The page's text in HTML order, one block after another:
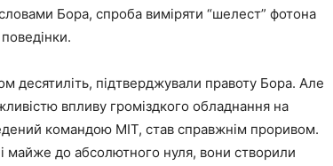
Бора, спроба виміряти “шелест” фотона
десятиліть, підтверджували правоту Бора. Але
впливу громіздкого обладнання на
командою MIT, став справжнім проривом.
до абсолютного нуля, вони створили